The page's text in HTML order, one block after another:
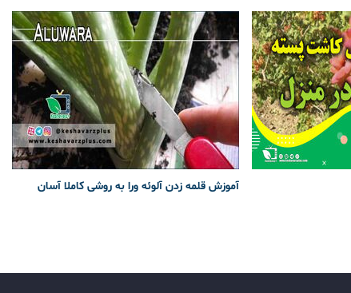
آموزش قلمه زدن آلوئه ورا به روشی کاملا آسان